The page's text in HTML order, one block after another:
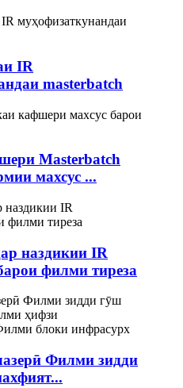
IR
masterbatch
Masterbatch
махсус ...
наздикии IR
филми тиреза
Филми зидди